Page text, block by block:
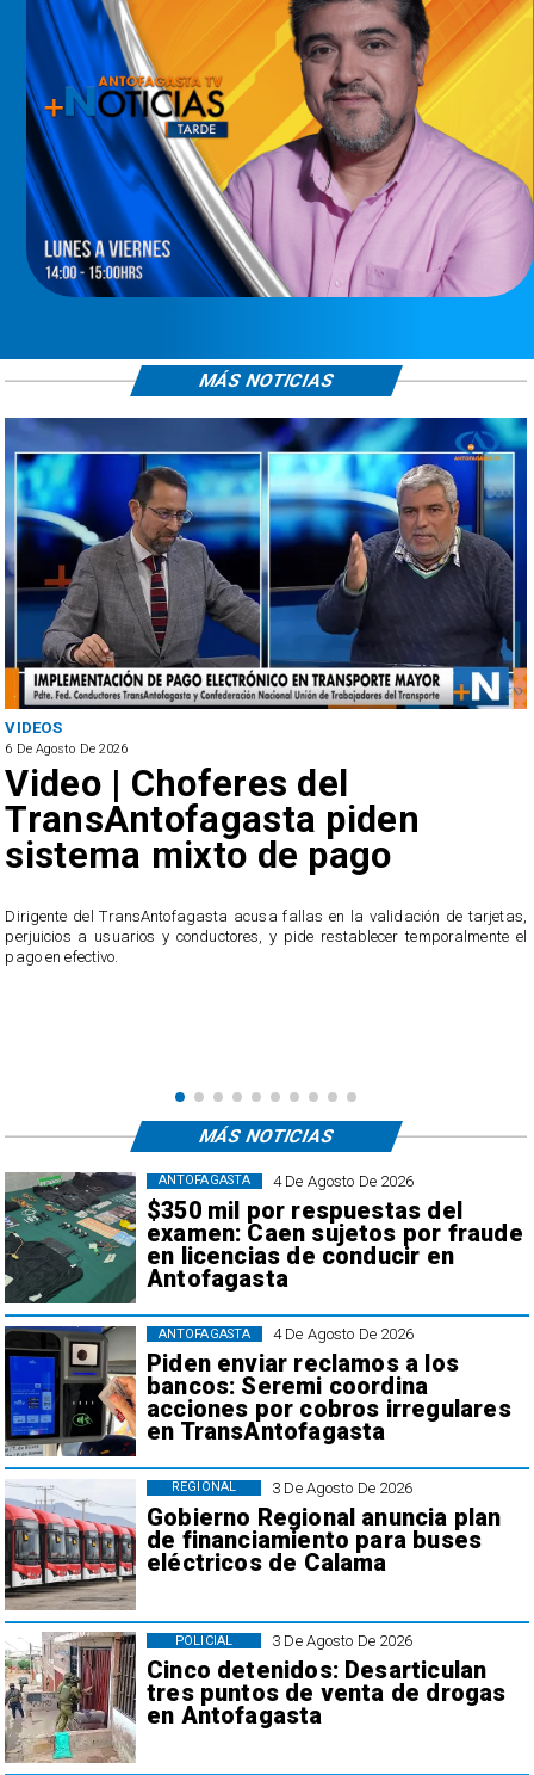
VIDEOS
6 De Agosto De 2026
Video | Choferes del
TransAntofagasta piden
sistema mixto de pago
​Dirigente del TransAntofagasta acusa fallas en la validación de tarjetas,
perjuicios a usuarios y conductores, y pide restablecer temporalmente el
pago en efectivo.
MÁS NOTICIAS
4 De Agosto De 2026
$350 mil por respuestas del
examen: Caen sujetos por fraude
en licencias de conducir en
Antofagasta
ANTOFAGASTA
4 De Agosto De 2026
Piden enviar reclamos a los
bancos: Seremi coordina
acciones por cobros irregulares
en TransAntofagasta
ANTOFAGASTA
3 De Agosto De 2026
Gobierno Regional anuncia plan
de financiamiento para buses
eléctricos de Calama
REGIONAL
3 De Agosto De 2026
Cinco detenidos: Desarticulan
tres puntos de venta de drogas
en Antofagasta
POLICIAL
MÁS NOTICIAS